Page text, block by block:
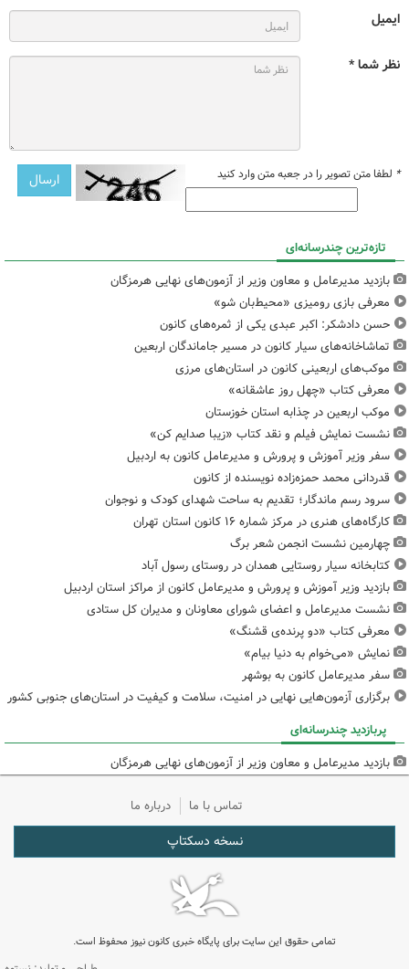
ایمیل
نظر شما *
* لطفا متن تصویر را در جعبه متن وارد کنید
تازه‌ترین چندرسانه‌ای
بازدید مدیرعامل و معاون وزیر از آزمون‌های نهایی هرمزگان
معرفی بازی رومیزی «محیط‌بان شو»
حسن دادشکر: اکبر عبدی یکی از ثمره‌های کانون
تماشاخانه‌های سیار کانون در مسیر جاماندگان اربعین
موکب‌های اربعینی کانون در استان‌های مرزی
معرفی کتاب «چهل روز عاشقانه»
موکب اربعین در چذابه استان خوزستان
نشست نمایش فیلم و نقد کتاب «زیبا صدایم کن»
سفر وزیر آموزش و پرورش و مدیرعامل کانون به اردبیل
قدردانی محمد حمزه‌زاده نویسنده از کانون
سرود رسم ماندگار؛ تقدیم به ساحت شهدای کودک و نوجوان
کارگاه‌های هنری در مرکز شماره ۱۶ کانون استان تهران
چهارمین نشست انجمن شعر برگ
کتابخانه سیار روستایی همدان در روستای رسول آباد
بازدید وزیر آموزش و پرورش و مدیرعامل کانون از مراکز استان اردبیل
نشست مدیرعامل و اعضای شورای معاونان و مدیران کل ستادی
معرفی کتاب «دو پرنده‌ی قشنگ»
نمایش «می‌خوام به دنیا بیام»
سفر مدیرعامل کانون به بوشهر
برگزاری آزمون‌هایی نهایی در امنیت، سلامت و کیفیت در استان‌های جنوبی کشور
پربازدید چندرسانه‌ای
بازدید مدیرعامل و معاون وزیر از آزمون‌های نهایی هرمزگان
تماس با ما درباره ما
نسخه دسکتاپ
تمامی حقوق این سایت برای پایگاه خبری کانون نیوز محفوظ است.